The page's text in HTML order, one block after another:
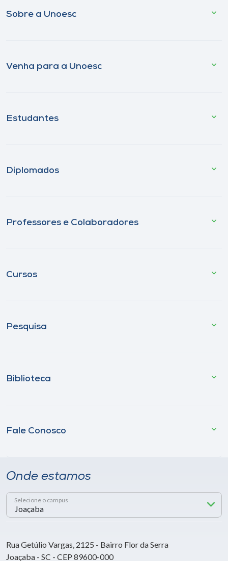
Sobre a Unoesc
Venha para a Unoesc
Estudantes
Diplomados
Professores e Colaboradores
Cursos
Pesquisa
Biblioteca
Fale Conosco
Onde estamos
Selecione o campus
Rua Getúlio Vargas, 2125 - Bairro Flor da Serra
Joaçaba - SC - CEP 89600-000